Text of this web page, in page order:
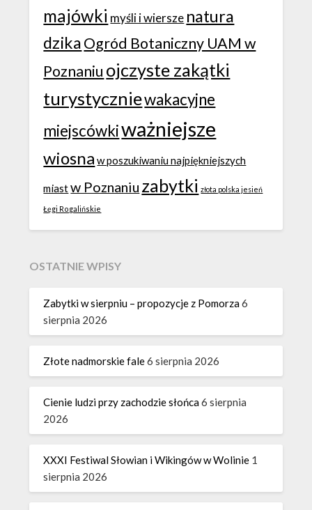
majówki myśli i wiersze natura
dzikaOgród Botaniczny UAM w
Poznaniu ojczyste zakątki
turystyczniewakacyjne
miejscówkiważniejsze
wiosna w poszukiwaniu najpiękniejszych
miastw Poznaniu zabytki złota polska jesień
Łęgi Rogalińskie
OSTATNIE WPISY
Zabytki w sierpniu – propozycje z Pomorza6
sierpnia 2026
Złote nadmorskie fale6 sierpnia 2026
Cienie ludzi przy zachodzie słońca6 sierpnia
2026
XXXI Festiwal Słowian i Wikingów w Wolinie 1
sierpnia 2026